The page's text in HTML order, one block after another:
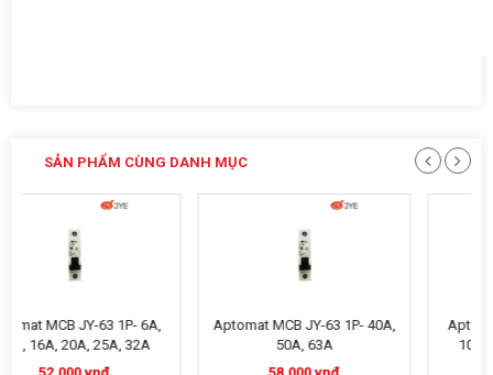
SẢN PHẨM CÙNG DANH MỤC
Aptomat MCB JY-63 1P- 40A,
50A, 63A
Aptomat MCB JY-63 2P- 6A,
10A, 16A, 20A, 25A, 32A